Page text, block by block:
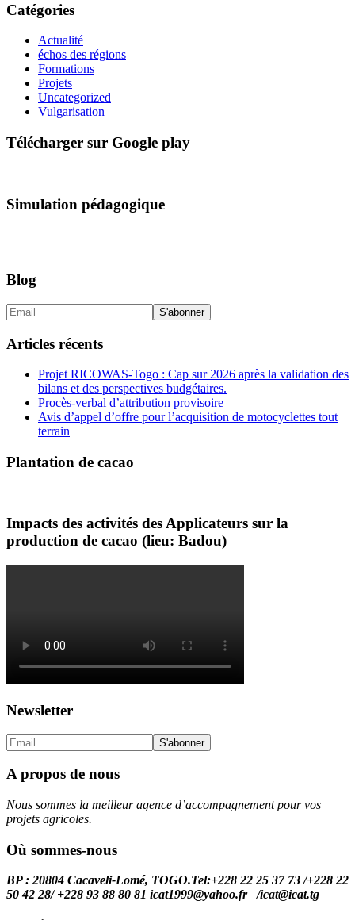
Catégories
Actualité
échos des régions
Formations
Projets
Uncategorized
Vulgarisation
Télécharger sur Google play
Simulation pédagogique
Blog
Articles récents
Projet RICOWAS-Togo : Cap sur 2026 après la validation des
bilans et des perspectives budgétaires.
Procès-verbal d’attribution provisoire
Avis d’appel d’offre pour l’acquisition de motocyclettes tout
terrain
Plantation de cacao
Impacts des activités des Applicateurs sur la
production de cacao (lieu: Badou)
Newsletter
A propos de nous
Nous sommes la meilleur agence d’accompagnement pour vos
projets agricoles.
Où sommes-nous
BP : 20804 Cacaveli-Lomé, TOGO.Tel:+228 22 25 37 73 /+228 22
50 42 28/ +228 93 88 80 81 icat1999@yahoo.fr /icat@icat.tg